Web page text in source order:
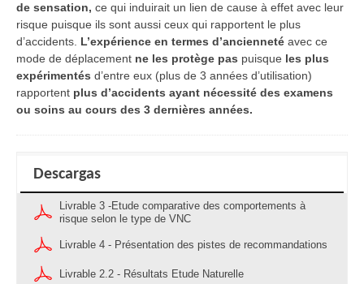
de sensation, ce qui induirait un lien de cause à effet avec leur
risque puisque ils sont aussi ceux qui rapportent le plus
d’accidents. L’expérience en termes d’ancienneté avec ce
mode de déplacement ne les protège pas puisque les plus
expérimentés d’entre eux (plus de 3 années d’utilisation)
rapportent plus d’accidents ayant nécessité des examens
ou soins au cours des 3 dernières années.
Descargas
Livrable 3 -Etude comparative des comportements à
risque selon le type de VNC
Livrable 4 - Présentation des pistes de recommandations
Livrable 2.2 - Résultats Etude Naturelle